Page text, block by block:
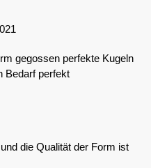
gegossen perfekte Kugeln
Bedarf perfekt
die Qualität der Form ist